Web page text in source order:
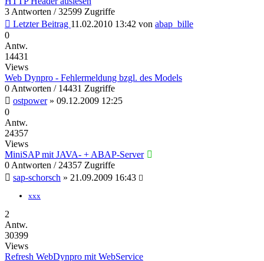
3 Antworten / 32599 Zugriffe
Letzter Beitrag 11.02.2010 13:42 von abap_bille
0
Antw.
14431
Views
Web Dynpro - Fehlermeldung bzgl. des Models
0 Antworten / 14431 Zugriffe
ostpower» 09.12.2009 12:25
0
Antw.
24357
Views
MiniSAP mit JAVA- + ABAP-Server
0 Antworten / 24357 Zugriffe
sap-schorsch » 21.09.2009 16:43
xxx
2
Antw.
30399
Views
Refresh WebDynpro mit WebService